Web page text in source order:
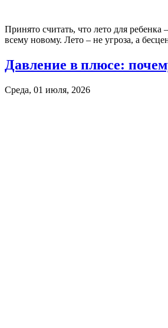
Принято считать, что лето для
всему новому. Лето – не угроза, а
Давление в плюсе:
Среда, 01 июля, 2026